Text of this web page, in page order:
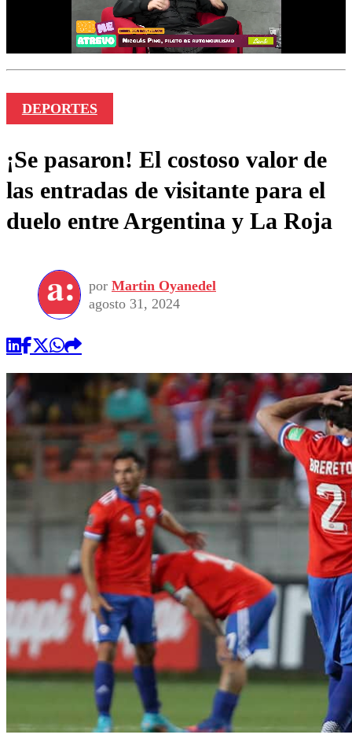
DEPORTES
¡Se pasaron! El costoso valor de
las entradas de visitante para el
duelo entre Argentina y La Roja
por Martin Oyanedel
agosto 31, 2024